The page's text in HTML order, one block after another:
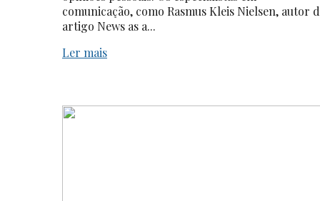
comunicação, como Rasmus Kleis Nielsen, autor
artigo News as a...
Ler mais